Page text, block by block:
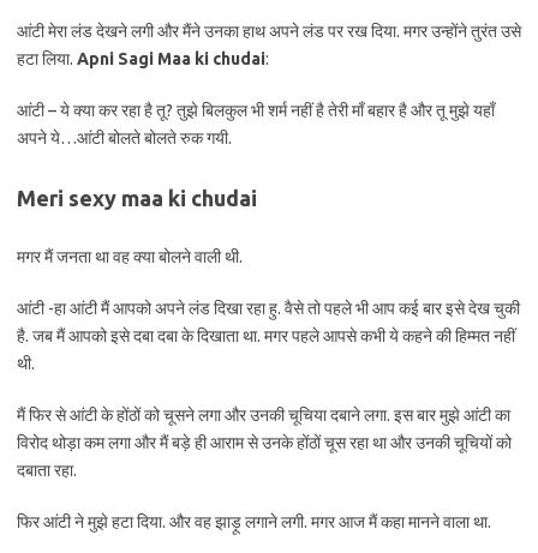
आंटी मेरा लंड देखने लगी और मैंने उनका हाथ अपने लंड पर रख दिया. मगर उन्होंने तुरंत उसे
हटा लिया. Apni Sagi Maa ki chudai:
आंटी – ये क्या कर रहा है तू? तुझे बिलकुल भी शर्म नहीं है तेरी माँ बहार है और तू मुझे यहाँ
अपने ये…आंटी बोलते बोलते रुक गयी.
Meri sexy maa ki chudai
मगर मैं जनता था वह क्या बोलने वाली थी.
आंटी -हा आंटी मैं आपको अपने लंड दिखा रहा हु. वैसे तो पहले भी आप कई बार इसे देख चुकी
है. जब मैं आपको इसे दबा दबा के दिखाता था. मगर पहले आपसे कभी ये कहने की हिम्मत नहीं
थी.
मैं फिर से आंटी के होंठों को चूसने लगा और उनकी चूचिया दबाने लगा. इस बार मुझे आंटी का
विरोद थोड़ा कम लगा और मैं बड़े ही आराम से उनके होंठों चूस रहा था और उनकी चूचियों को
दबाता रहा.
फिर आंटी ने मुझे हटा दिया. और वह झाड़ू लगाने लगी. मगर आज मैं कहा मानने वाला था.